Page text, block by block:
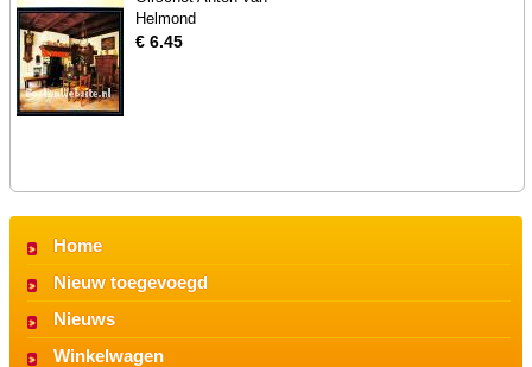
Helmond
€ 6.45
Home
Nieuw toegevoegd
Nieuws
Winkelwagen